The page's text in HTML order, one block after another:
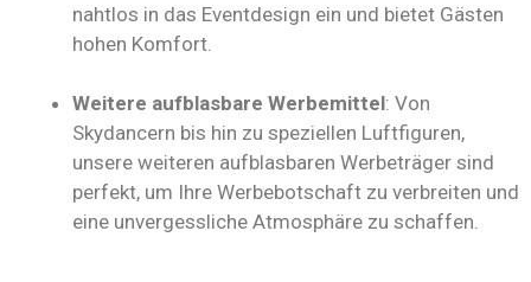
nahtlos in das Eventdesign ein und bietet Gästen
hohen Komfort.
Weitere aufblasbare Werbemittel: Von
Skydancern bis hin zu speziellen Luftfiguren,
unsere weiteren aufblasbaren Werbeträger sind
perfekt, um Ihre Werbebotschaft zu verbreiten und
eine unvergessliche Atmosphäre zu schaffen.